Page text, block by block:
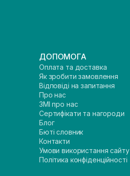
ДОПОМОГА
Оплата та доставка
Як зробити замовлення
Відповіді на запитання
Про нас
ЗМІ про нас
Сертифікати та нагороди
Блог
Бюті словник
Контакти
Умови використання сайту
Політика конфіденційності